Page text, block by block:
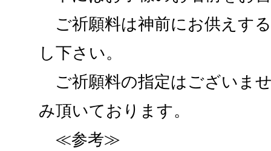
ご祈願料は神前にお供えす
し下さい。
ご祈願料の指定はございま
み頂いております。
≪参考≫